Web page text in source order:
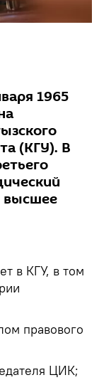
1965
(КГУ). В
высшее
в КГУ, в том
правового
ЦИК;